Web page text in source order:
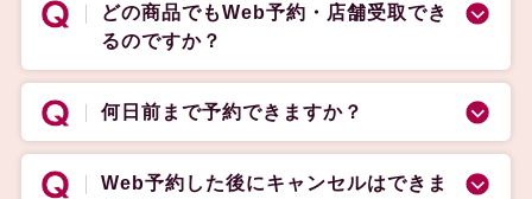
どの商品でもWeb予約・店舗受取でき
るのですか？
何日前まで予約できますか？
Web予約した後にキャンセルはできま